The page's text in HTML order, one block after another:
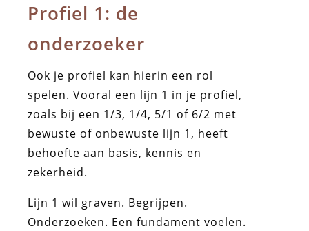
Profiel 1: de
onderzoeker
Ook je profiel kan hierin een rol
spelen. Vooral een lijn 1 in je profiel,
zoals bij een 1/3, 1/4, 5/1 of 6/2 met
bewuste of onbewuste lijn 1, heeft
behoefte aan basis, kennis en
zekerheid.
Lijn 1 wil graven. Begrijpen.
Onderzoeken. Een fundament voelen.